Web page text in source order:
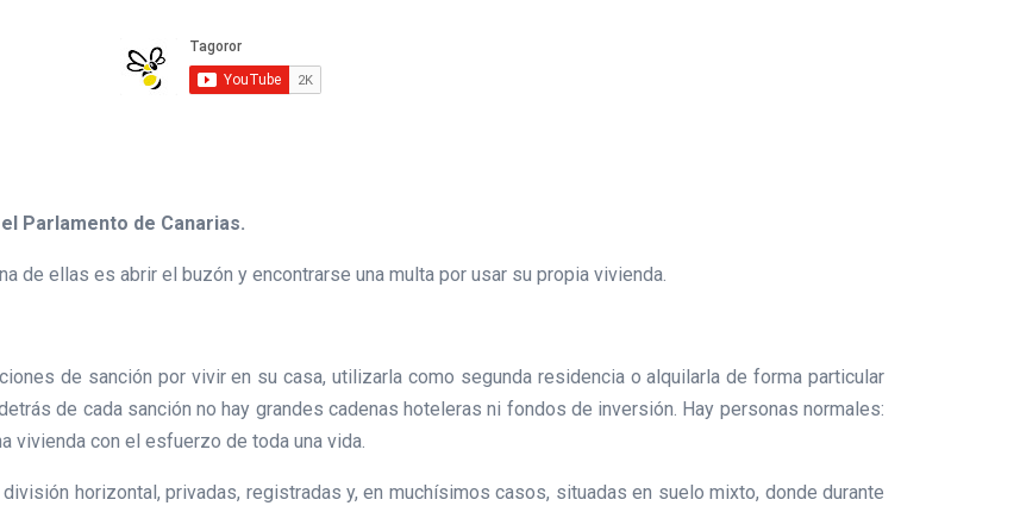
Parlamento de Canarias.
de ellas es abrir el buzón y encontrarse una multa por usar su propia vivienda.
de sanción por vivir en su casa, utilizarla como segunda residencia o alquilarla de forma particular
de cada sanción no hay grandes cadenas hoteleras ni fondos de inversión. Hay personas normales:
vivienda con el esfuerzo de toda una vida.
horizontal, privadas, registradas y, en muchísimos casos, situadas en suelo mixto, donde durante